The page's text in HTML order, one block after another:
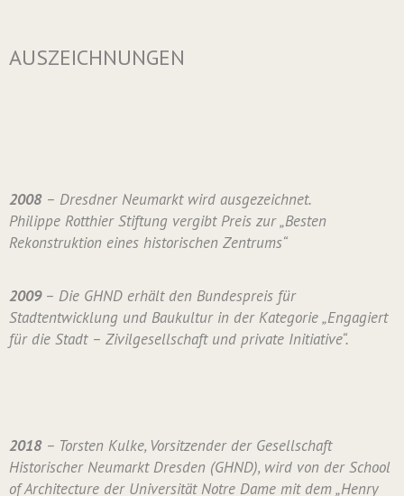
AUSZEICHNUNGEN
2008– Dresdner Neumarkt wird ausgezeichnet.
Philippe Rotthier Stiftung vergibt Preis zur „Besten
Rekonstruktion eines historischen Zentrums“
2009 – Die GHND erhält den Bundespreis für
Stadtentwicklung und Baukultur in der Kategorie „Engagiert
für die Stadt – Zivilgesellschaft und private Initiative“.
2018– Torsten Kulke, Vorsitzender der Gesellschaft
Historischer Neumarkt Dresden (GHND), wird von der School
of Architecture der Universität Notre Dame mit dem „Henry